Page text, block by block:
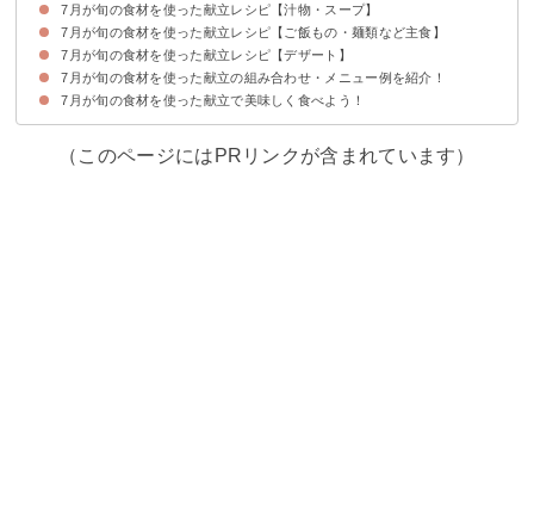
①【ナス】豚肉とナスの味噌炒め
②【イワシ】イワシと豆腐のハンバーグ
③【ハモ】ハモの天ぷら
7月が旬の食材を使った献立レシピ【汁物・スープ】
①【トビウオ】トビウオの団子汁
②【ナス】ナスの味噌汁
③【とうもろこし】コーンスープ
7月が旬の食材を使った献立レシピ【ご飯もの・麺類など主食】
①【穴子】穴子の蒲焼丼
②【桃】桃と生ハムの冷製パスタ
③【とうもろこし】とうもろこしご飯
7月が旬の食材を使った献立レシピ【デザート】
①【ラズベリー】ラズベリーとチョコムースのホールケーキ
②【さくらんぼ】さくらんぼのヨーグルトアイス
③【ブルーベリー】ブルーベリーとクリームチーズのマフィン
④【マンゴー】マンゴープリン
7月が旬の食材を使った献立の組み合わせ・メニュー例を紹介！
献立メニュー例①〜さっぱりとした味わいの献立～
献立メニュー例②〜和食～
献立メニュー例③〜夕飯～
7月が旬の食材を使った献立で美味しく食べよう！
（このページにはPRリンクが含まれています）